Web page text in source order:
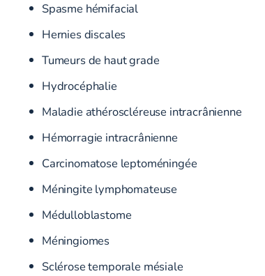
Spasme hémifacial
Hernies discales
Tumeurs de haut grade
Hydrocéphalie
Maladie athéroscléreuse intracrânienne
Hémorragie intracrânienne
Carcinomatose leptoméningée
Méningite lymphomateuse
Médulloblastome
Méningiomes
Sclérose temporale mésiale